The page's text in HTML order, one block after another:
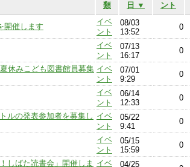
類
日 ▼
ント
開催します
イベ
ント
08/03
13:52
0
イベ
ント
07/13
16:17
0
休みこども図書館員募集 イベ
ント
07/01
9:29
0
イベ
ント
06/14
12:33
0
ルの発表参加者を募集し イベ
ント
05/22
9:41
0
イベ
ント
05/15
15:59
0
しばた読書会」開催しま イベ
04/25